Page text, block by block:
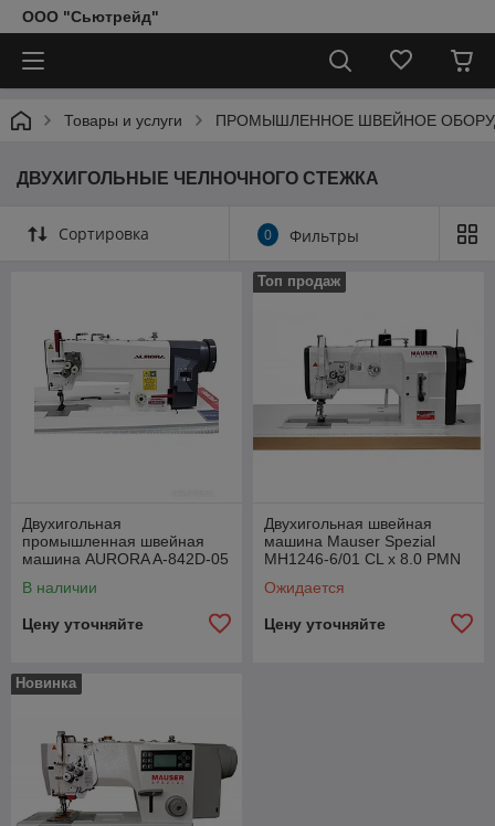
ООО "Сьютрейд"
Товары и услуги ПРОМЫШЛЕННОЕ ШВЕЙНОЕ
ДВУХИГОЛЬНЫЕ ЧЕЛНОЧНОГО СТЕЖКА
Сортировка 0 Фильтры
Двухигольная
промышленная швейная
машина AURORA A-842D-05
В наличии
Цену уточняйте
Топ продаж
Двухигольная швейная
машина Mauser Spezial
MH1246-6/01 CL x 8.0 PMN
Ожидается
Цену уточняйте
Новинка